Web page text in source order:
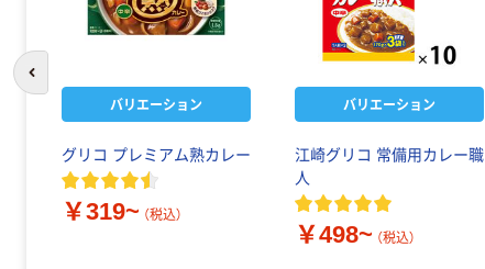
バリエーション
グリコ プレミアム熟カレー
￥319~ （税込）
バリエーション
江崎グリコ 常備用カレー職
人
￥498~ （税込）
前のスライドへ